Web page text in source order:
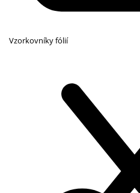
Vzorkovníky fólií